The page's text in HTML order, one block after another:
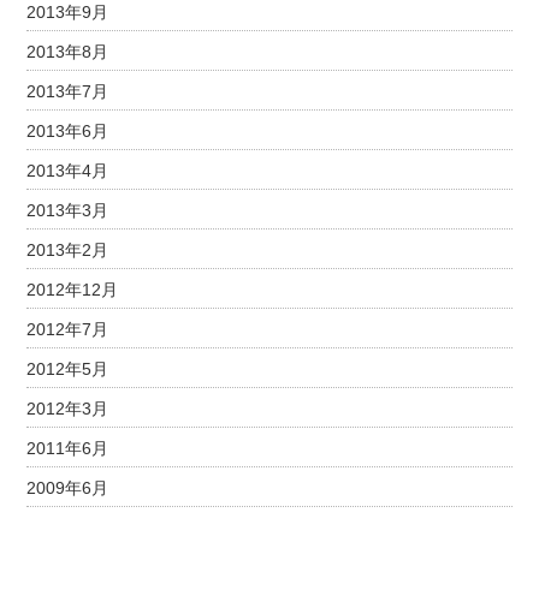
2013年9月
2013年8月
2013年7月
2013年6月
2013年4月
2013年3月
2013年2月
2012年12月
2012年7月
2012年5月
2012年3月
2011年6月
2009年6月